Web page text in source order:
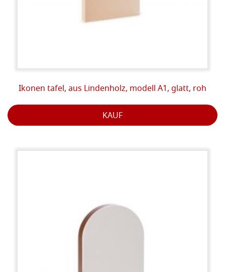
Ikonen tafel, aus Lindenholz, modell A1, glatt, roh
KAUF